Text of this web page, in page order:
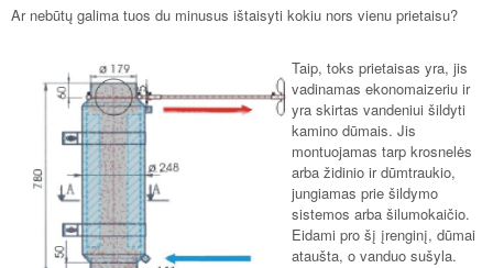
Ar nebūtų galima tuos du minusus ištaisyti kokiu nors vienu prietaisu?
Taip, toks prietaisas yra, jis
vadinamas ekonomaizeriu ir
yra skirtas vandeniui šildyti
kamino dūmais. Jis
montuojamas tarp krosnelės
arba židinio ir dūmtraukio,
jungiamas prie šildymo
sistemos arba šilumokaičio.
Eidami pro šį įrenginį, dūmai
ataušta, o vanduo sušyla.